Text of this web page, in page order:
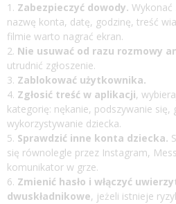
Zabezpieczyć dowody.
nazwę konta, datę, godzinę, treść
filmie warto nagrać ekran.
Nie usuwać od razu rozmowy
utrudnić zgłoszenie.
Zablokować użytkownika.
Zgłosić treść w aplikacji,
kategorię: nękanie, podszywanie się,
wykorzystywanie dziecka.
Sprawdzić inne konta dziecka.
się równolegle przez Instagram,
komunikator w grze.
Zmienić hasło i włączyć
dwuskładnikowe, jeżeli istnieje